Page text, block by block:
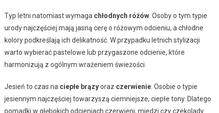
Typ letni natomiast wymaga chłodnych różów. Osoby o tym typie
urody najczęściej mają jasną cerę o różowym odcieniu, a chłodne
kolory podkreślają ich delikatność. W przypadku letnich stylizacji
warto wybierać pastelowe lub przygaszone odcienie, które
harmonizują z ogólnym wrażeniem świeżości.
Jesień to czas na ciepłe brązyoraz czerwienie. Osobie o typie
jesiennym najczęściej towarzyszą ciemniejsze, ciepłe tony. Dlatego
pomadki w głębokich odcieniach czerwieni, miedzi czy czekolady